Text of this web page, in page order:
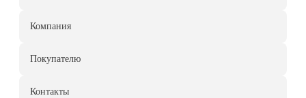
Компания
Покупателю
Контакты